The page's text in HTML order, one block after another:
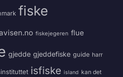
fiske
fiskejegeren flue
gjedde gjeddefiske guide harr
isfiske island kan det